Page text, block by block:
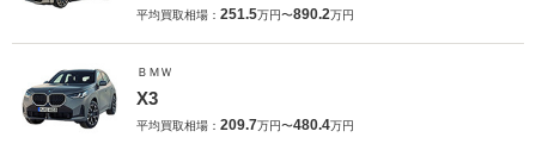
平均買取相場： 251.5万円〜890.2万円
ＢＭＷ
X3
平均買取相場： 209.7万円〜480.4万円